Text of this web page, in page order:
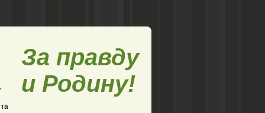
За правду
и Родину!